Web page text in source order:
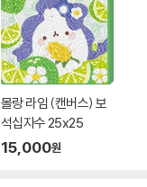
몰랑 라임 (캔버스) 보
석십자수 25x25
15,000원